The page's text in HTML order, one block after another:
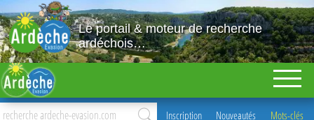
Le portail & moteur de recherche
ardéchois…
Inscription Nouveautés Mots-clés